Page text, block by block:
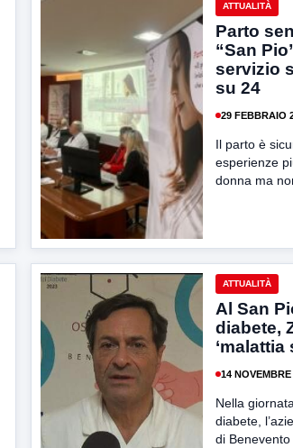
ATTUALITÀ
Parto
“San
servizio
su 24
29 FEBBRAIO
Il parto è
esperienze
donna ma
ATTUALITÀ
Al San
diabete,
‘malattia
14 NOVEMBRE
Nella
diabete,
di